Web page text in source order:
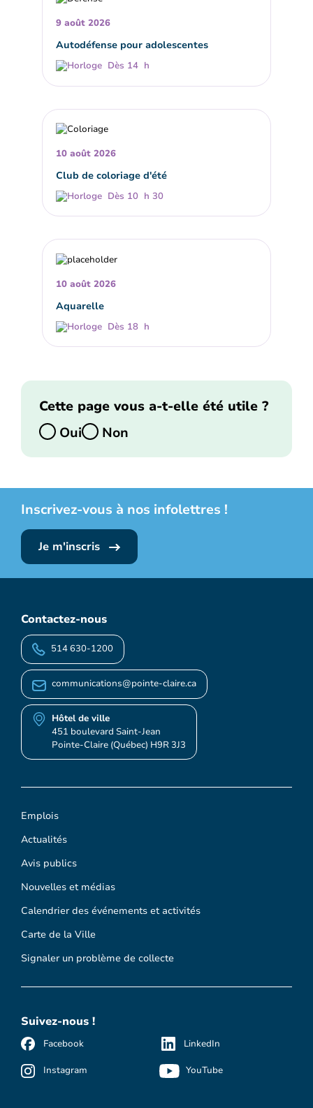
9 août 2026
Autodéfense pour adolescentes
Dès 14 h
10 août 2026
Club de coloriage d'été
Dès 10 h 30
10 août 2026
Aquarelle
Dès 18 h
Cette page vous a-t-elle été utile ?
Oui
Non
Inscrivez-vous à nos infolettres !
Je m'inscris
Emplois
Actualités
Avis publics
Nouvelles et médias
Calendrier des événements et activités
Carte de la Ville
Signaler un problème de collecte
Contactez-nous
514 630-1200
communications@pointe-claire.ca
Hôtel de ville
451 boulevard Saint-Jean
Pointe-Claire (Québec) H9R 3J3
Suivez-nous !
Facebook
Instagram
LinkedIn
YouTube